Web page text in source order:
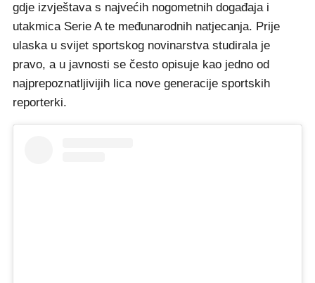
gdje izvještava s najvećih nogometnih događaja i
utakmica Serie A te međunarodnih natjecanja. Prije
ulaska u svijet sportskog novinarstva studirala je
pravo, a u javnosti se često opisuje kao jedno od
najprepoznatljivijih lica nove generacije sportskih
reporterki.